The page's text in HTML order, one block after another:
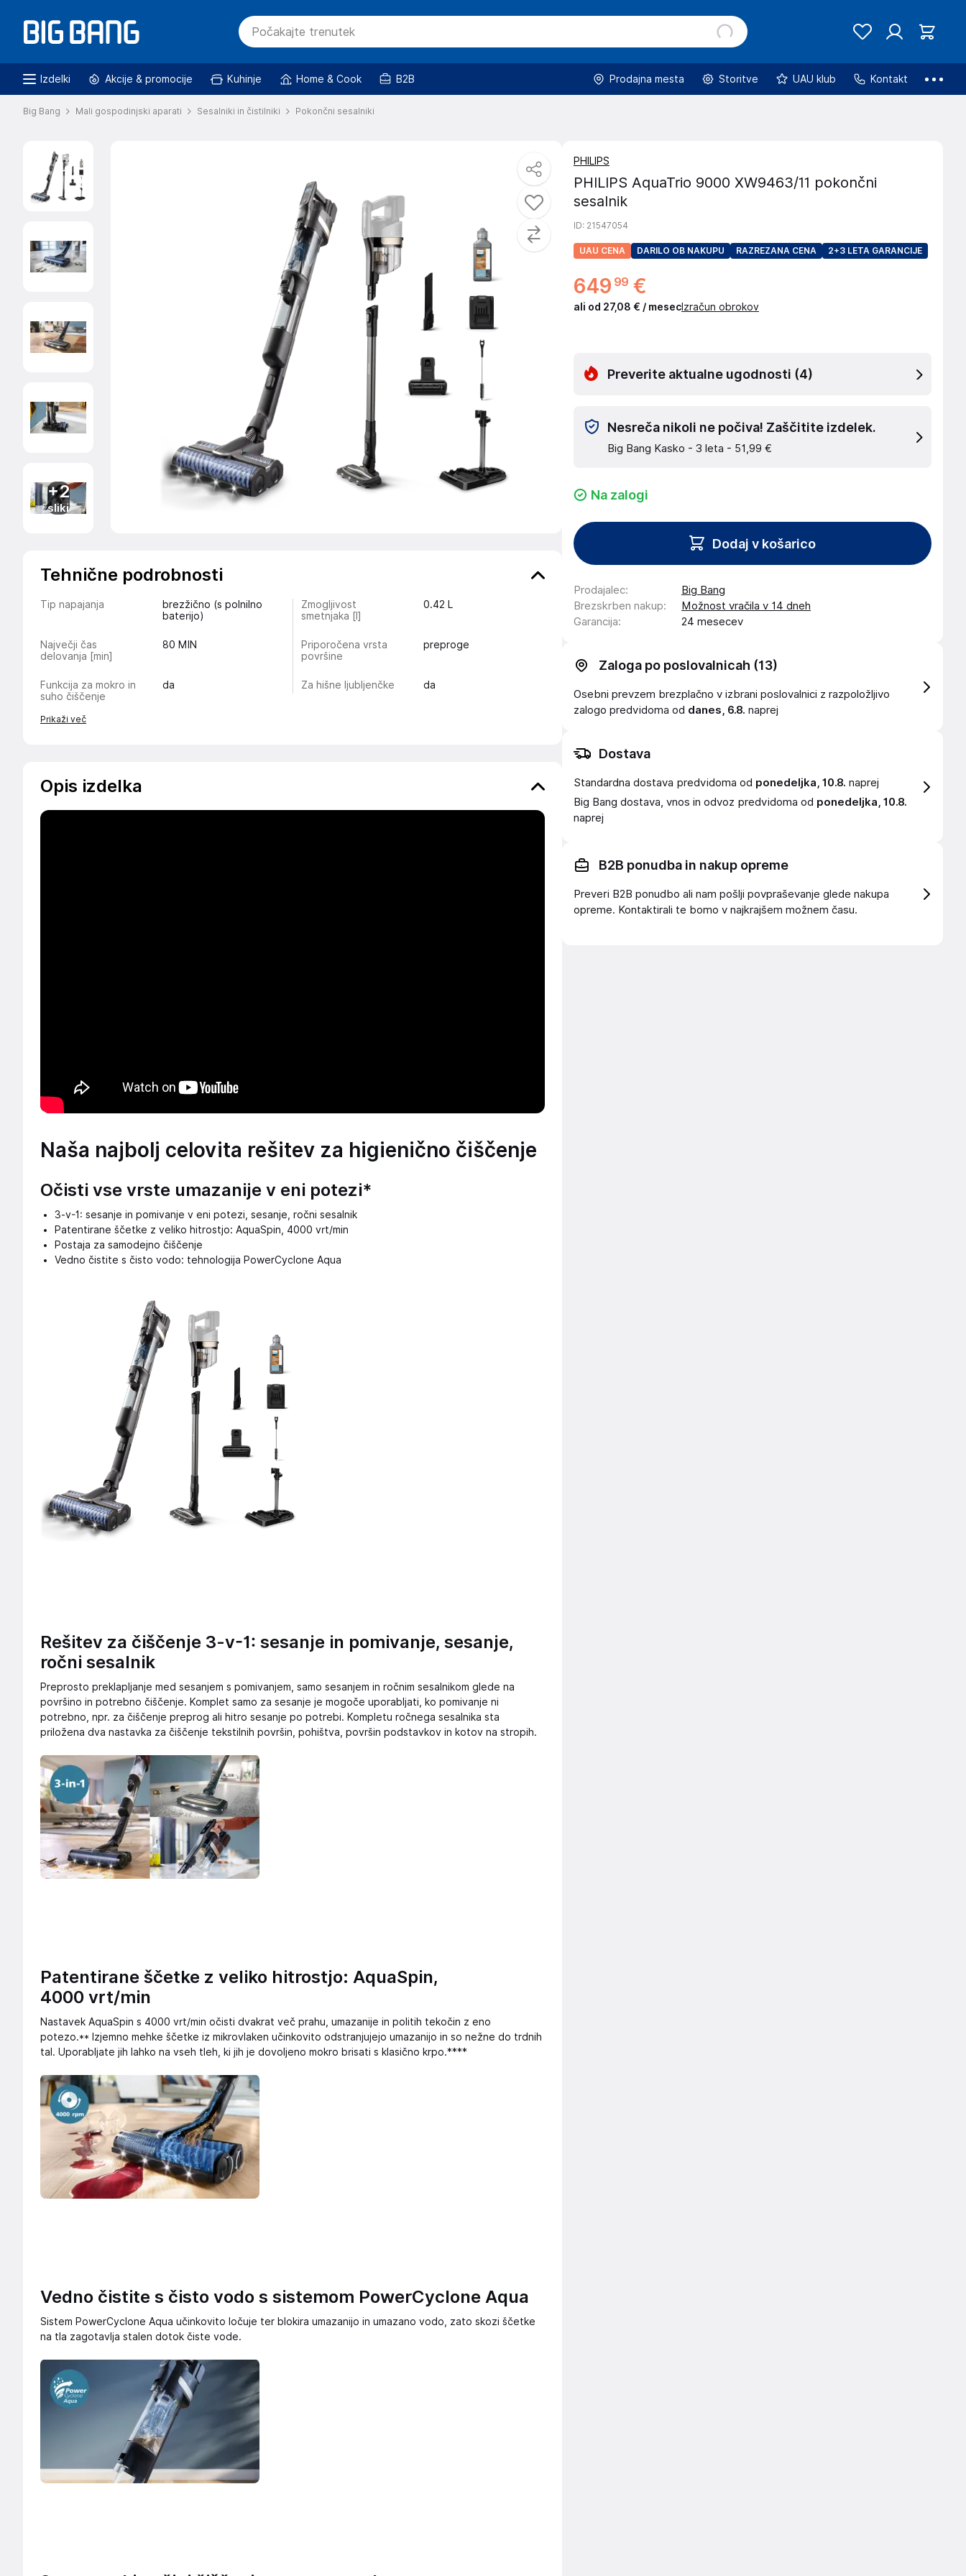
Izdelki Akcije & promocije Kuhinje Home & Cook B2B Prodajna mesta Storitve UAU klub Kontakt
Big Bang Mali gospodinjski aparati Sesalniki in čistilniki Pokončni sesalniki
+2
sliki
Tehnične podrobnosti
Tip napajanja
brezžično (s polnilno
baterijo)
Zmogljivost
smetnjaka [l]
0.42 L
Največji čas
delovanja [min]
80 MIN
Priporočena vrsta
površine
preproge
Funkcija za mokro in
suho čiščenje
da Za hišne ljubljenčke da
Prikaži več
Opis izdelka
Naša najbolj celovita rešitev za higienično čiščenje
Očisti vse vrste umazanije v eni potezi*
3-v-1: sesanje in pomivanje v eni potezi, sesanje, ročni sesalnik
Patentirane ščetke z veliko hitrostjo: AquaSpin, 4000 vrt/min
Postaja za samodejno čiščenje
Vedno čistite s čisto vodo: tehnologija PowerCyclone Aqua
Rešitev za čiščenje 3-v-1: sesanje in pomivanje, sesanje,
ročni sesalnik
Preprosto preklapljanje med sesanjem s pomivanjem, samo sesanjem in ročnim sesalnikom glede na
površino in potrebno čiščenje. Komplet samo za sesanje je mogoče uporabljati, ko pomivanje ni
potrebno, npr. za čiščenje preprog ali hitro sesanje po potrebi. Kompletu ročnega sesalnika sta
priložena dva nastavka za čiščenje tekstilnih površin, pohištva, površin podstavkov in kotov na stropih.
Patentirane ščetke z veliko hitrostjo: AquaSpin,
4000 vrt/min
Nastavek AquaSpin s 4000 vrt/min očisti dvakrat več prahu, umazanije in politih tekočin z eno
potezo.** Izjemno mehke ščetke iz mikrovlaken učinkovito odstranjujejo umazanijo in so nežne do trdnih
tal. Uporabljate jih lahko na vseh tleh, ki jih je dovoljeno mokro brisati s klasično krpo.****
Vedno čistite s čisto vodo s sistemom PowerCyclone Aqua
Sistem PowerCyclone Aqua učinkovito ločuje ter blokira umazanijo in umazano vodo, zato skozi ščetke
na tla zagotavlja stalen dotok čiste vode.
PHILIPS
PHILIPS AquaTrio 9000 XW9463/11 pokončni
sesalnik
ID: 21547054
UAU CENA DARILO OB NAKUPU RAZREZANA CENA 2+3 LETA GARANCIJE
649 99 €
ali od 27,08 € / mesec Izračun obrokov
Preverite aktualne ugodnosti (4)
Nesreča nikoli ne počiva! Zaščitite izdelek.
Big Bang Kasko - 3 leta - 51,99 €
Na zalogi
Dodaj v košarico
Prodajalec:
Big Bang
Brezskrben nakup:
Možnost vračila v 14 dneh
Garancija: 24 mesecev
Zaloga po poslovalnicah (13)
Osebni prevzem brezplačno v izbrani poslovalnici z razpoložljivo
zalogo predvidoma od danes, 6.8. naprej
Dostava
Standardna dostava predvidoma od ponedeljka, 10.8. naprej
Big Bang dostava, vnos in odvoz predvidoma od ponedeljka, 10.8.
naprej
B2B ponudba in nakup opreme
Preveri B2B ponudbo ali nam pošlji povpraševanje glede nakupa
opreme. Kontaktirali te bomo v najkrajšem možnem času.